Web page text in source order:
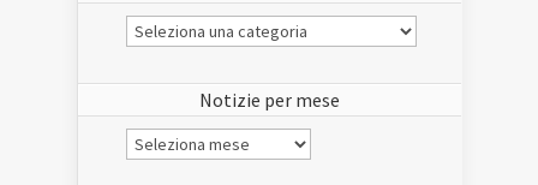
Le
Notizie
Notizie per mese
Notizie
per